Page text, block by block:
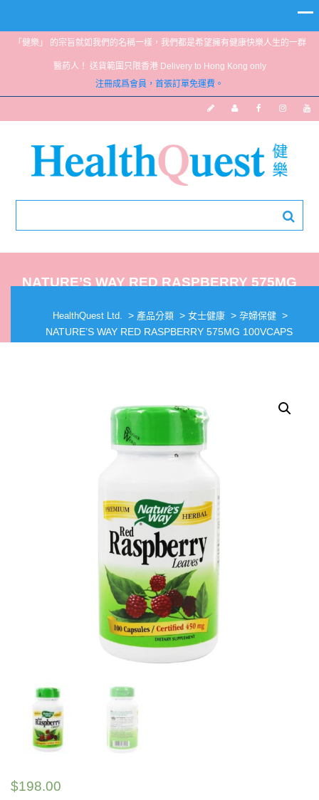
「健樂」 的宗旨就如我們的名稱一樣，我們都是希望擁有健康快樂人生的一群
醫葯人！ 送貨範圍只限香港 Delivery to Hong Kong only
注冊成爲會員，首張訂單免運費。
NATURE’S WAY RED RASPBERRY 575MG
HealthQuest Ltd. > 產品分類 > 女士健康 > 孕婦保健 >
NATURE’S WAY RED RASPBERRY 575MG 100VCAPS
$198.00